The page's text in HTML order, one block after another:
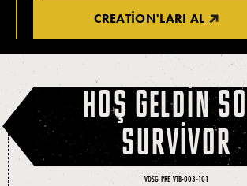
CREATION'LARI AL
HOŞ GELDIN
SURVIVOR
VDSG PRE VTB-003-101